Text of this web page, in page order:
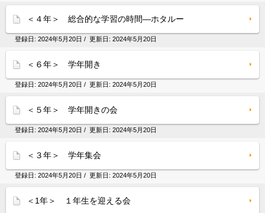
＜４年＞ 総合的な学習の時間―ホタルー
登録日: 2024年5月20日 / 更新日: 2024年5月20日
＜６年＞ 学年開き
登録日: 2024年5月20日 / 更新日: 2024年5月20日
＜５年＞ 学年開きの会
登録日: 2024年5月20日 / 更新日: 2024年5月20日
＜３年＞ 学年集会
登録日: 2024年5月20日 / 更新日: 2024年5月20日
＜1年＞ １年生を迎える会